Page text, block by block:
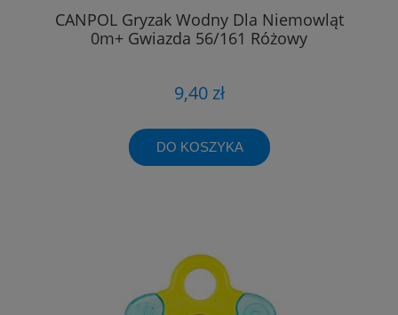
CANPOL Gryzak Wodny Dla Niemowląt
0m+ Gwiazda 56/161 Różowy
9,40 zł
DO KOSZYKA